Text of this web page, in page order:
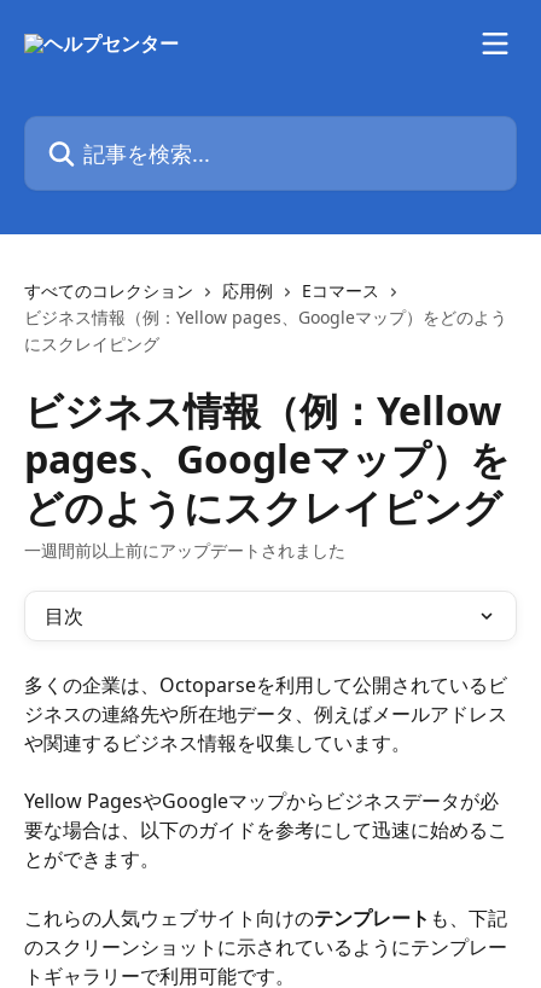
記事を検索...
すべてのコレクション 応用例
Eコマース
ビジネス情報（例：Yellow pages、Googleマップ）をどのよう
にスクレイピング
ビジネス情報（例：Yellow
pages、Googleマップ）を
どのようにスクレイピング
一週間前以上前にアップデートされました
目次
多くの企業は、Octoparseを利用して公開されているビ
ジネスの連絡先や所在地データ、例えばメールアドレス
や関連するビジネス情報を収集しています。
Yellow PagesやGoogleマップからビジネスデータが必
要な場合は、以下のガイドを参考にして迅速に始めるこ
とができます。
これらの人気ウェブサイト向けのテンプレート も、下記
のスクリーンショットに示されているようにテンプレー
トギャラリーで利用可能です。